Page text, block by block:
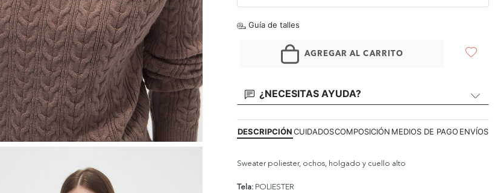
Guía de talles
AGREGAR AL CARRITO
¿NECESITAS AYUDA?
DESCRIPCIÓNCUIDADOSCOMPOSICIÓN MEDIOS DE PAGO ENVÍOS
Sweater poliester, ochos, holgado y cuello alto
Tela: POLIESTER